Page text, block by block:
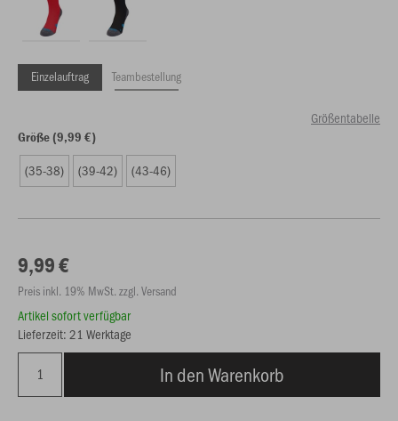
Einzelauftrag Teambestellung
Größentabelle
Größe (9,99 €)
(35-38) (39-42) (43-46)
9,99 €
Preis inkl. 19% MwSt. zzgl. Versand
Artikel sofort verfügbar
Lieferzeit: 21 Werktage
In den Warenkorb